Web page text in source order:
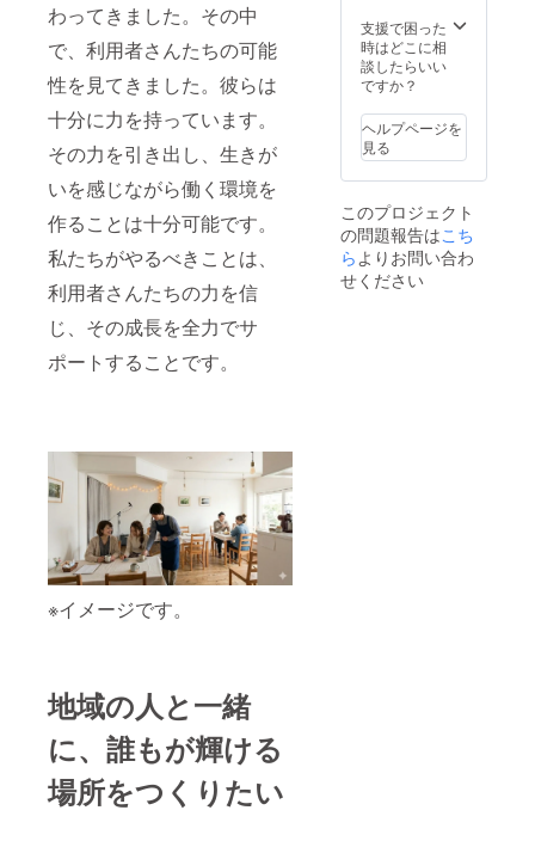
わってきました。その中
で、利用者さんたちの可能
性を見てきました。彼らは
十分に力を持っています。
その力を引き出し、生きが
いを感じながら働く環境を
作ることは十分可能です。
私たちがやるべきことは、
利用者さんたちの力を信
じ、その成長を全力でサ
ポートすることです。
※イメージです。
地域の人と一緒
に、誰もが輝ける
場所をつくりたい
支援で困った
時はどこに相
談したらいい
ですか？
ヘルプページを
見る
このプロジェクト
の問題報告はこち
ら よりお問い合わ
せください